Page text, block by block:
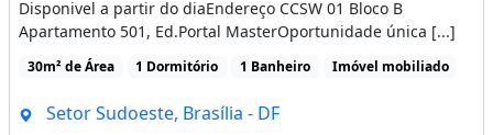
Disponivel a partir do diaEndereço CCSW 01 Bloco B
Apartamento 501, Ed.Portal MasterOportunidade única [...]
30m² de Área 1 Dormitório 1 Banheiro Imóvel mobiliado
Setor Sudoeste, Brasília - DF